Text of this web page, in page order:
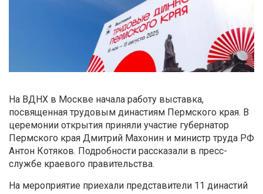
На ВДНХ в Москве начала работу выставка,
посвященная трудовым династиям Пермского края. В
церемонии открытия приняли участие губернатор
Пермского края Дмитрий Махонин и министр труда РФ
Антон Котяков. Подробности рассказали в пресс-
службе краевого правительства.
На мероприятие приехали представители 11 династий